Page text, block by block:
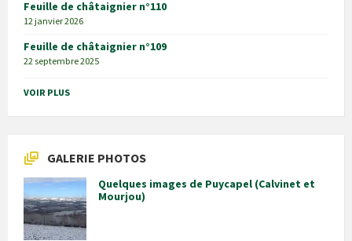
Feuille de châtaignier n°110
12 janvier 2026
Feuille de châtaignier n°109
22 septembre 2025
VOIR PLUS
GALERIE PHOTOS
Quelques images de Puycapel (Calvinet et
Mourjou)